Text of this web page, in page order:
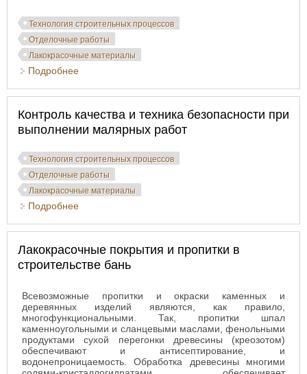
Технология строительных процессов
Отделочные работы
Лакокрасочные материалы
Подробнее
Контроль качества и техника безопасности при
выполнении малярных работ
Технология строительных процессов
Отделочные работы
Лакокрасочные материалы
Подробнее
Лакокрасочные покрытия и пропитки в
строительстве бань
Всевозможные пропитки и окраски каменных и
деревянных изделий являются, как правило,
многофункциональными. Так, пропитки шпал
каменноугольными и сланцевыми маслами, фенольными
продуктами сухой перегонки древесины (креозотом)
обеспечивают и антисептирование, и
водонепроницаемость. Обработка древесины многими